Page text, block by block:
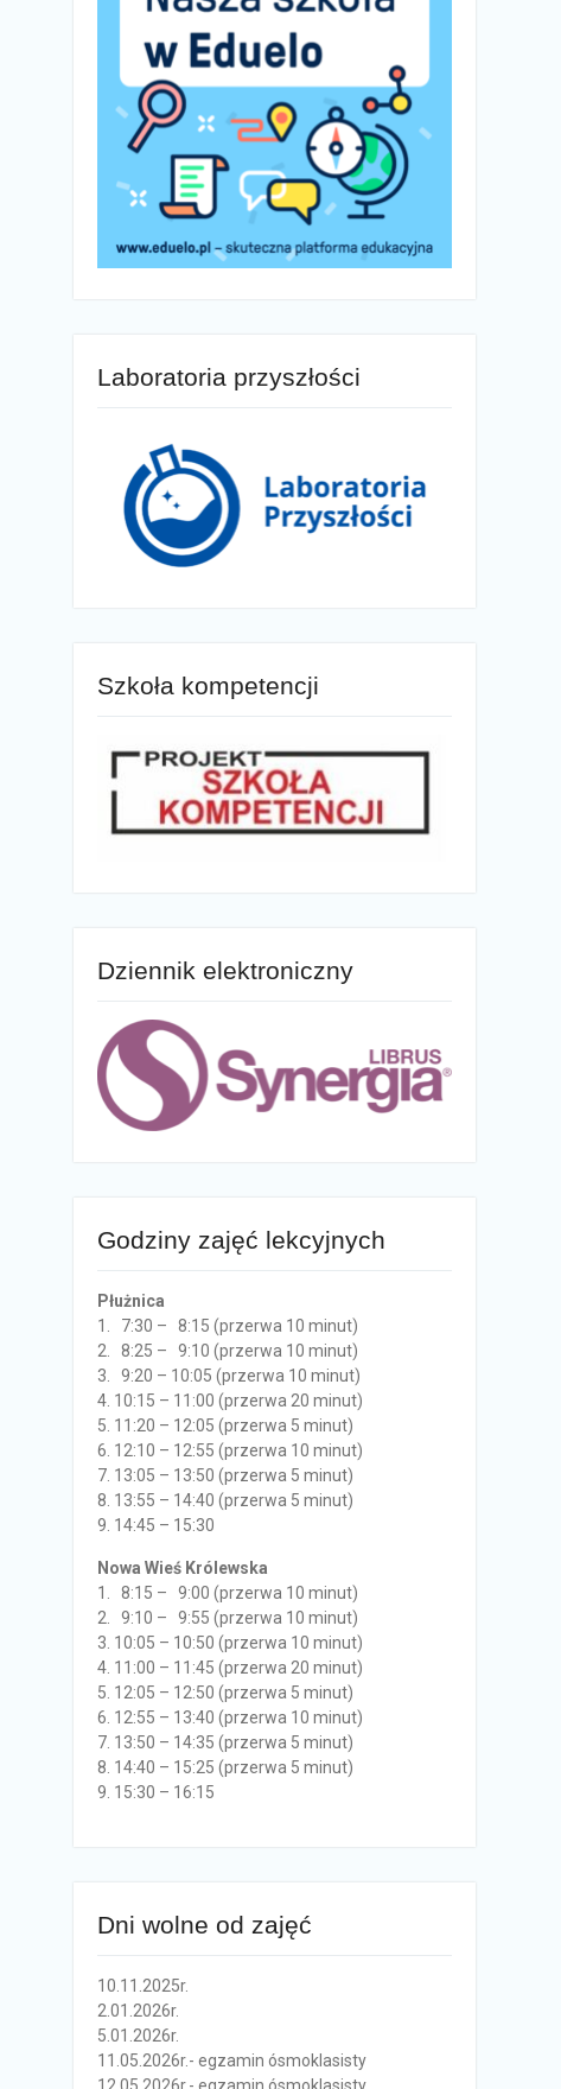
Laboratoria przyszłości
Szkoła kompetencji
Dziennik elektroniczny
Godziny zajęć lekcyjnych
Płużnica
1. 7:30 – 8:15 (przerwa 10 minut)
2. 8:25 – 9:10 (przerwa 10 minut)
3. 9:20 – 10:05 (przerwa 10 minut)
4. 10:15 – 11:00 (przerwa 20 minut)
5. 11:20 – 12:05 (przerwa 5 minut)
6. 12:10 – 12:55 (przerwa 10 minut)
7. 13:05 – 13:50 (przerwa 5 minut)
8. 13:55 – 14:40 (przerwa 5 minut)
9. 14:45 – 15:30
Nowa Wieś Królewska
1. 8:15 – 9:00 (przerwa 10 minut)
2. 9:10 – 9:55 (przerwa 10 minut)
3. 10:05 – 10:50 (przerwa 10 minut)
4. 11:00 – 11:45 (przerwa 20 minut)
5. 12:05 – 12:50 (przerwa 5 minut)
6. 12:55 – 13:40 (przerwa 10 minut)
7. 13:50 – 14:35 (przerwa 5 minut)
8. 14:40 – 15:25 (przerwa 5 minut)
9. 15:30 – 16:15
Dni wolne od zajęć
10.11.2025r.
2.01.2026r.
5.01.2026r.
11.05.2026r.- egzamin ósmoklasisty